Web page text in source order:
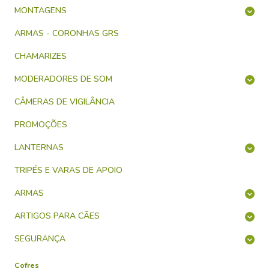
MONTAGENS
ARMAS - CORONHAS GRS
CHAMARIZES
MODERADORES DE SOM
CÂMERAS DE VIGILÂNCIA
PROMOÇÕES
LANTERNAS
TRIPÉS E VARAS DE APOIO
ARMAS
ARTIGOS PARA CÃES
SEGURANÇA
Cofres